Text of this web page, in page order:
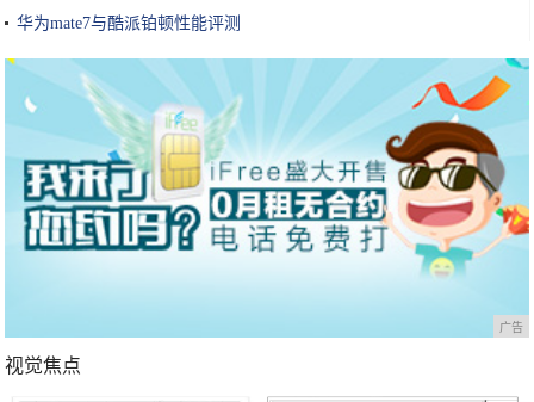
华为mate7与酷派铂顿性能评测
广告
视觉焦点